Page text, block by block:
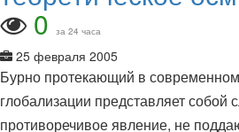
0 за 24 часа
25 февраля 2005
Бурно протекающий в
глобализации представляет собой
противоречивое явление, не